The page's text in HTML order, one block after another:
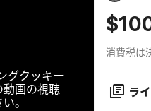
グクッキー
画の視聴
。
消費税は
ラ